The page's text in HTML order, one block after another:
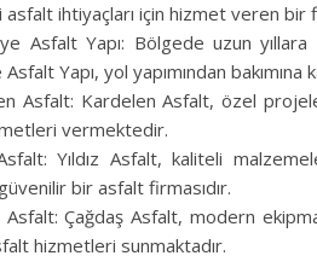
asfalt ihtiyaçları için hizmet veren bir
Asfalt Yapı: Bölgede uzun
Yapı, yol yapımından
Asfalt: Kardelen Asfalt, özel
vermektedir.
Yıldız Asfalt, kaliteli
bir asfalt firmasıdır.
Asfalt: Çağdaş Asfalt, modern
hizmetleri sunmaktadır.